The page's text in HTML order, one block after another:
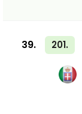
39. 201.